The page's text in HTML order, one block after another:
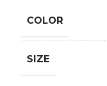
COLOR
SIZE